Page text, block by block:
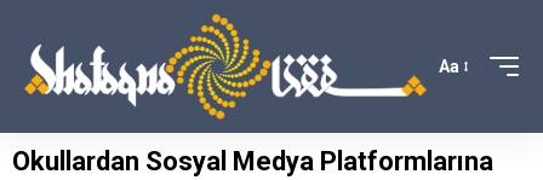
Aa
Okullardan Sosyal Medya Platformlarına